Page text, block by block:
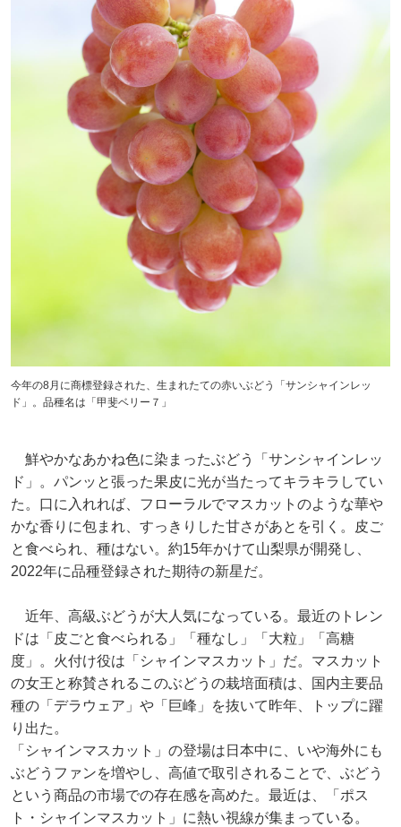
今年の8月に商標登録された、生まれたての赤いぶどう「サンシャインレッ
ド」。品種名は「甲斐ベリー７」
鮮やかなあかね色に染まったぶどう「サンシャインレッ
ド」。パンッと張った果皮に光が当たってキラキラしてい
た。口に入れれば、フローラルでマスカットのような華や
かな香りに包まれ、すっきりした甘さがあとを引く。皮ご
と食べられ、種はない。約15年かけて山梨県が開発し、
2022年に品種登録された期待の新星だ。
近年、高級ぶどうが大人気になっている。最近のトレン
ドは「皮ごと食べられる」「種なし」「大粒」「高糖
度」。火付け役は「シャインマスカット」だ。マスカット
の女王と称賛されるこのぶどうの栽培面積は、国内主要品
種の「デラウェア」や「巨峰」を抜いて昨年、トップに躍
り出た。
「シャインマスカット」の登場は日本中に、いや海外にも
ぶどうファンを増やし、高値で取引されることで、ぶどう
という商品の市場での存在感を高めた。最近は、「ポス
ト・シャインマスカット」に熱い視線が集まっている。